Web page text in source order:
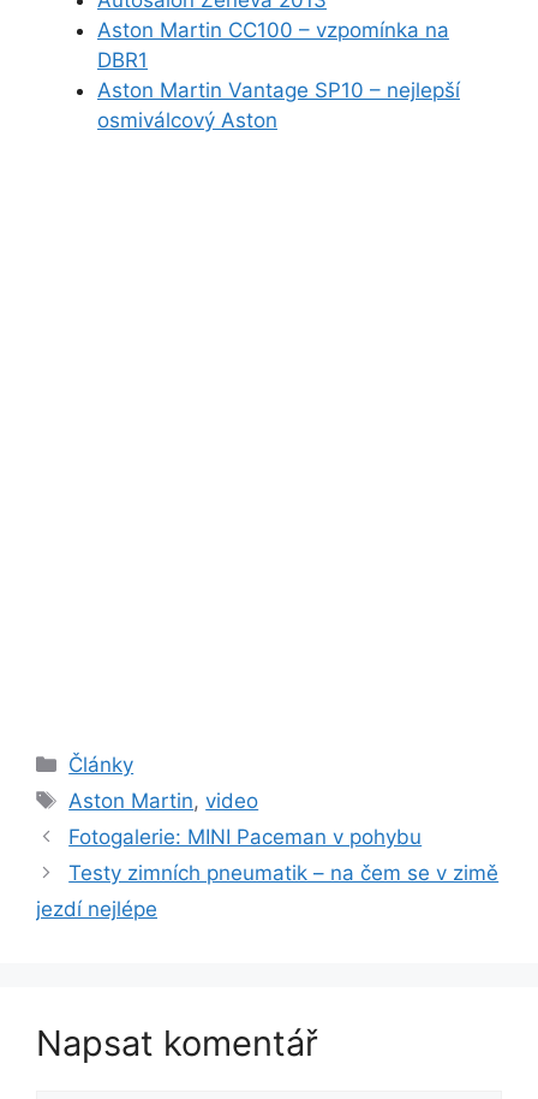
Aston Martin CC100 – vzpomínka na
DBR1
Aston Martin Vantage SP10 – nejlepší
osmiválcový Aston
Rubriky
Články
Štítky
Aston Martin,video
Fotogalerie: MINI Paceman v pohybu
Testy zimních pneumatik – na čem se v zimě
jezdí nejlépe
Napsat komentář